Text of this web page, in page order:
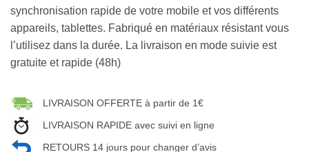
synchronisation rapide de votre mobile et vos différents
appareils, tablettes. Fabriqué en matériaux résistant vous
l’utilisez dans la durée. La livraison en mode suivie est
gratuite et rapide (48h)
LIVRAISON OFFERTE à partir de 1€
LIVRAISON RAPIDE avec suivi en ligne
RETOURS 14 jours pour changer d’avis